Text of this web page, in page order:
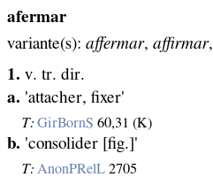
afermar
variante(s): affermar, affirmar,
1. v. tr. dir.
a. 'attacher, fixer'
T: GirBornS 60,31 (K)
b. 'consolider [fig.]'
T: AnonPRelL 2705